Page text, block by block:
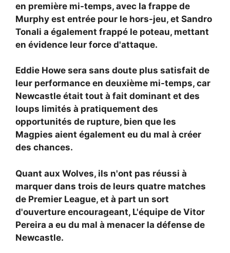
en première mi-temps, avec la frappe de
Murphy est entrée pour le hors-jeu, et Sandro
Tonali a également frappé le poteau, mettant
en évidence leur force d'attaque.
Eddie Howe sera sans doute plus satisfait de
leur performance en deuxième mi-temps, car
Newcastle était tout à fait dominant et des
loups limités à pratiquement des
opportunités de rupture, bien que les
Magpies aient également eu du mal à créer
des chances.
Quant aux Wolves, ils n'ont pas réussi à
marquer dans trois de leurs quatre matches
de Premier League, et à part un sort
d'ouverture encourageant, L'équipe de Vitor
Pereira a eu du mal à menacer la défense de
Newcastle.